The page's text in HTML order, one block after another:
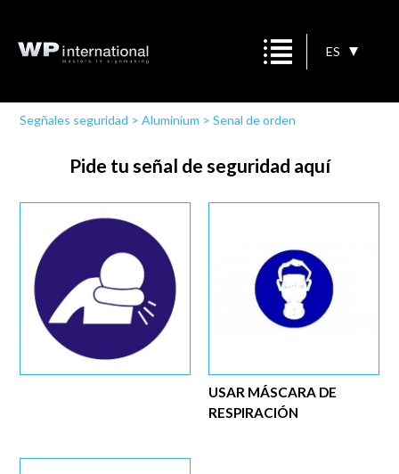
ES
Segñales seguridad >Aluminium >Senal de orden
Pide tu señal de seguridad aquí
USAR MÁSCARA DE
RESPIRACIÓN